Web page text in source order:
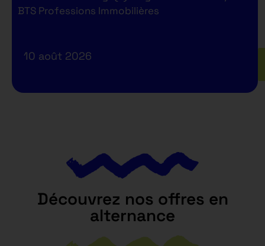
BTS Professions Immobilières
10 août 2026
Découvrez nos offres en
alternance